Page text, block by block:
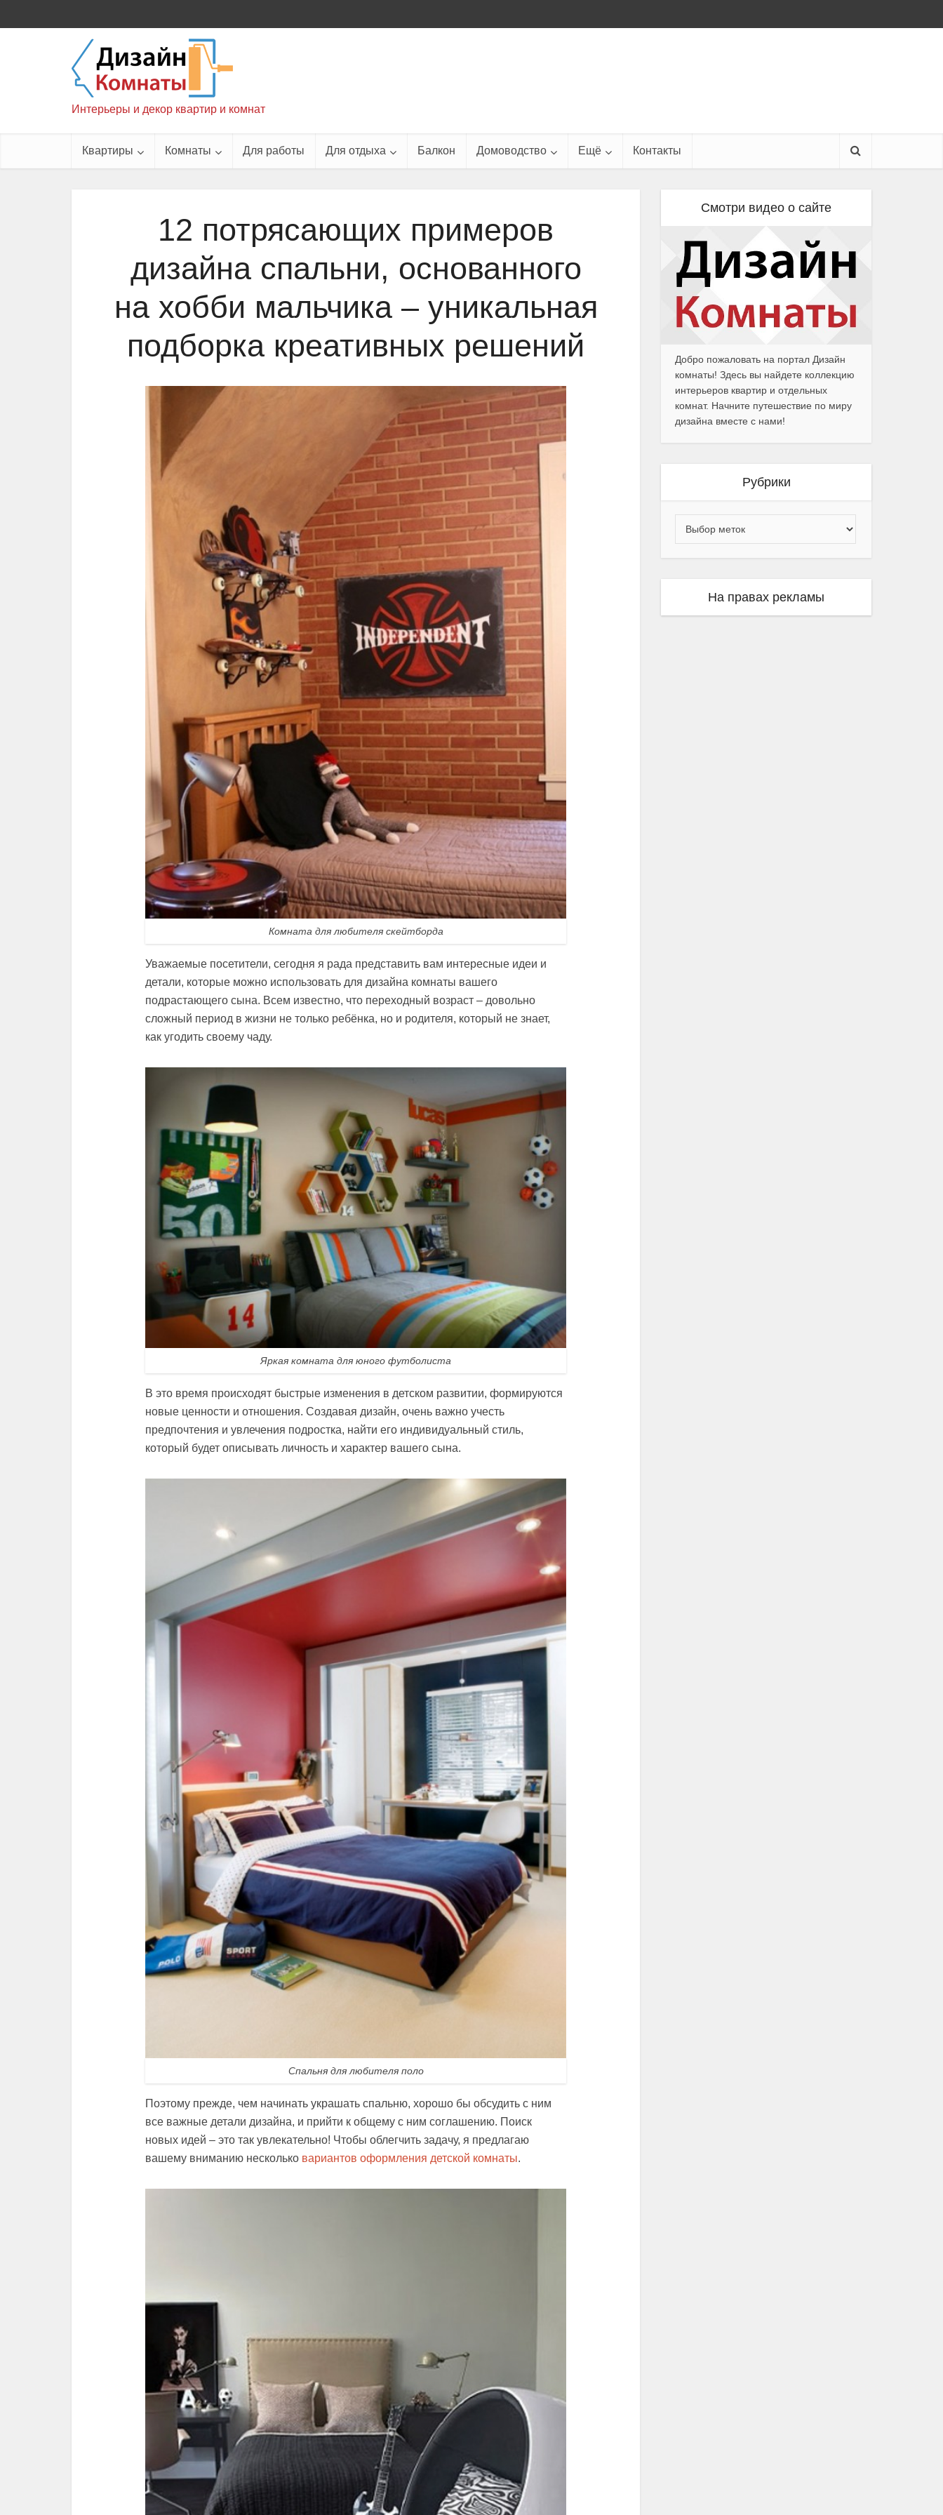
Интерьеры и декор квартир и комнат
Квартиры Комнаты Для работы Для отдыха Балкон Домоводство Ещё Контакты
12 потрясающих примеров
дизайна спальни, основанного
на хобби мальчика – уникальная
подборка креативных решений
Комната для любителя скейтборда
Уважаемые посетители, сегодня я рада представить вам интересные идеи и
детали, которые можно использовать для дизайна комнаты вашего
подрастающего сына. Всем известно, что переходный возраст – довольно
сложный период в жизни не только ребёнка, но и родителя, который не знает,
как угодить своему чаду.
Яркая комната для юного футболиста
В это время происходят быстрые изменения в детском развитии, формируются
новые ценности и отношения. Создавая дизайн, очень важно учесть
предпочтения и увлечения подростка, найти его индивидуальный стиль,
который будет описывать личность и характер вашего сына.
Спальня для любителя поло
Поэтому прежде, чем начинать украшать спальню, хорошо бы обсудить с ним
все важные детали дизайна, и прийти к общему с ним соглашению. Поиск
новых идей – это так увлекательно! Чтобы облегчить задачу, я предлагаю
вашему вниманию несколько вариантов оформления детской комнаты.
Смотри видео о сайте
Добро пожаловать на портал Дизайн
комнаты! Здесь вы найдете коллекцию
интерьеров квартир и отдельных
комнат. Начните путешествие по миру
дизайна вместе с нами!
Рубрики
На правах рекламы